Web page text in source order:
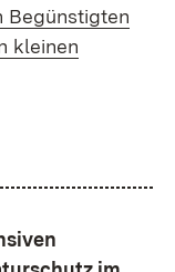
Begünstigten
kleinen